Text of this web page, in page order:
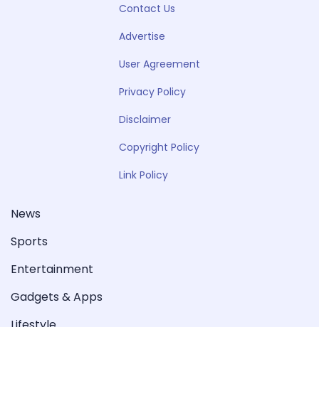
Contact Us
Advertise
User Agreement
Privacy Policy
Disclaimer
Copyright Policy
Link Policy
News
Sports
Entertainment
Gadgets & Apps
Lifestyle